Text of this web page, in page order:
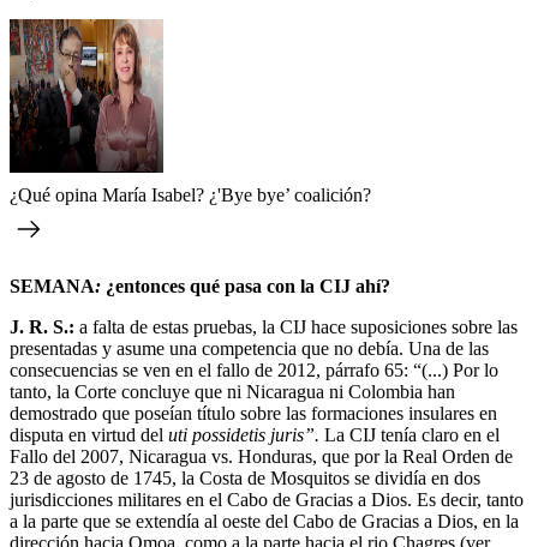
¿Qué opina María Isabel? ¿'Bye bye’ coalición?
SEMANA: ¿entonces qué pasa con la CIJ ahí?
J. R. S.: a falta de estas pruebas, la CIJ hace suposiciones sobre las
presentadas y asume una competencia que no debía. Una de las
consecuencias se ven en el fallo de 2012, párrafo 65: “(...) Por lo
tanto, la Corte concluye que ni Nicaragua ni Colombia han
demostrado que poseían título sobre las formaciones insulares en
disputa en virtud del uti possidetis juris”. La CIJ tenía claro en el
Fallo del 2007, Nicaragua vs. Honduras, que por la Real Orden de
23 de agosto de 1745, la Costa de Mosquitos se dividía en dos
jurisdicciones militares en el Cabo de Gracias a Dios. Es decir, tanto
a la parte que se extendía al oeste del Cabo de Gracias a Dios, en la
dirección hacia Omoa, como a la parte hacia el rio Chagres (ver